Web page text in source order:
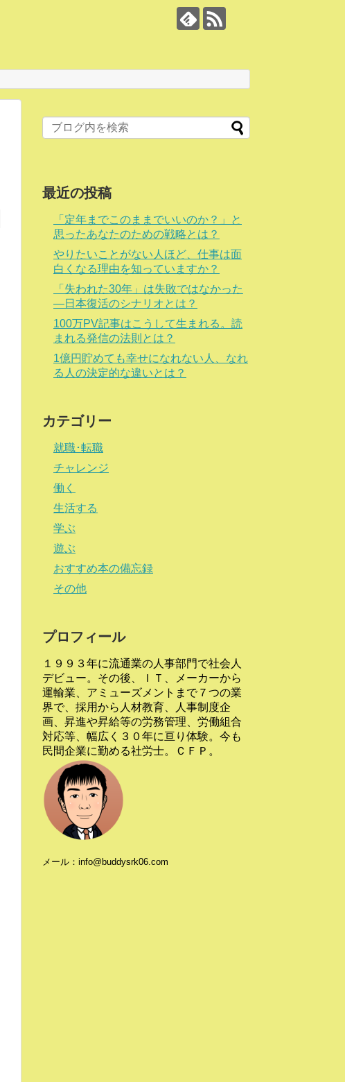
最近の投稿
「定年までこのままでいいのか？」と
思ったあなたのための戦略とは？
やりたいことがない人ほど、仕事は面
白くなる理由を知っていますか？
「失われた30年」は失敗ではなかった
―日本復活のシナリオとは？
100万PV記事はこうして生まれる。読
まれる発信の法則とは？
1億円貯めても幸せになれない人、なれ
る人の決定的な違いとは？
カテゴリー
就職･転職
チャレンジ
働く
生活する
学ぶ
遊ぶ
おすすめ本の備忘録
その他
プロフィール
１９９３年に流通業の人事部門で社会人
デビュー。その後、ＩＴ、メーカーから
運輸業、アミューズメントまで７つの業
界で、採用から人材教育、人事制度企
画、昇進や昇給等の労務管理、労働組合
対応等、幅広く３０年に亘り体験。今も
民間企業に勤める社労士。ＣＦＰ。
メール：info@buddysrk06.com